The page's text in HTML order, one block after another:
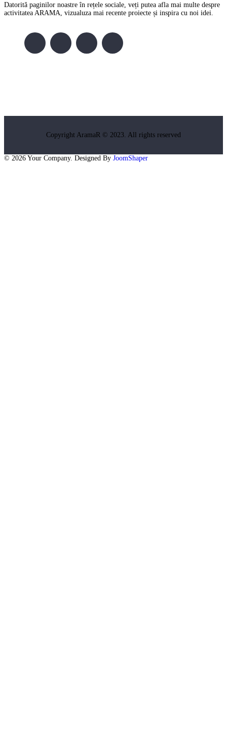
Datorită paginilor noastre în rețele sociale, veți putea afla mai multe despre
activitatea ARAMA, vizualuza mai recente proiecte și inspira cu noi idei.
Copyright AramaR © 2023. All rights reserved
© 2026 Your Company. Designed By JoomShaper